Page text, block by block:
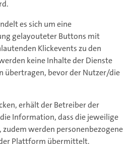
es sich um eine
gelayouteter Buttons mit
Klickevents zu den
keine Inhalte der Dienste
übertragen, bevor der Nutzer/die
erhält der Betreiber der
Information, dass die jeweilige
werden personenbezogene
Plattform übermittelt.